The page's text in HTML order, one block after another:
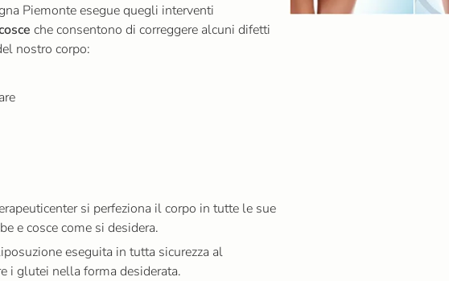
Piemonteesegue quegli interventi
che consentono di correggere alcuni difetti
nostro corpo:
si perfeziona il corpo in tutte le sue
e cosce come si desidera.
eseguita in tutta sicurezza al
i glutei nella forma desiderata.